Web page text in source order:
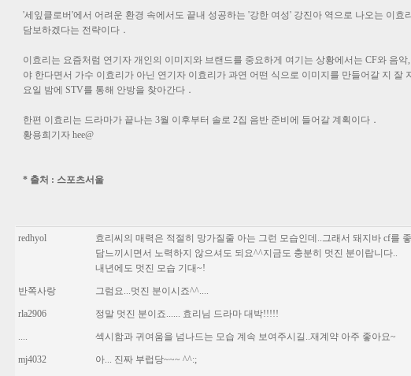
'세잎클로버'에서 어려운 환경 속에서도 끝내 성공하는 '강한 여성' 강진아 역으로 나오는 이
담보하겠다는 전략이다．
이효리는 요즘처럼 연기자 개인의 이미지와 브랜드를 중요하게 여기는 상황에서는 CF와 음
야 한다면서 가수 이효리가 아닌 연기자 이효리가 과연 어떤 식으로 이미지를 만들어갈 지 잘
요일 밤에 STV를 통해 안방을 찾아간다．
한편 이효리는 드라마가 끝나는 3월 이후부터 솔로 2집 음반 준비에 들어갈 계획이다．
황용희기자 hee@
* 출처 : 스포츠서울
redhyol
효리씨의 매력은 적절히 망가질줄 아는 그런 모습인데..그래서 돼지바 cf를
담느끼시면서 노력하지 않으셔도 되요^^지금도 충분히 멋진 분이랍니다..
내년에도 멋진 모습 기대~!
반쪽사랑 그럼요...멋진 분이시죠^^....
rla2906 정말 멋진 분이죠...... 효리님 드라마 대박!!!!!
.... 섹시함과 귀여움을 넘나드는 모습 계속 보여주시길..재계약 아주 좋아요~
mj4032 아... 진짜 부럽당~~~ ^^:;